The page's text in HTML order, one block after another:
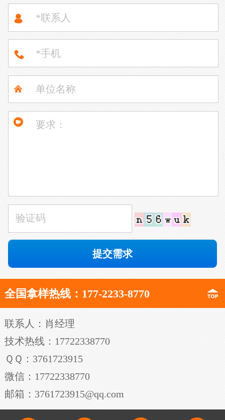
全国拿样热线：177-2233-8770
联系人：肖经理
技术热线：17722338770
ＱＱ：3761723915
微信：17722338770
邮箱：3761723915@qq.com